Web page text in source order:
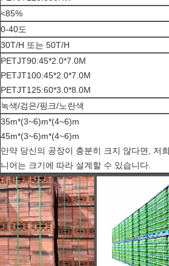
<85%
0-40도
30T/H 또는 50T/H
PETJT90:45*2.0*7.0M
PETJT100:45*2.0*7.0M
PETJT125:60*3.0*8.0M
녹색/검은/핑크/노란색
35m*(3~6)m*(4~6)m
45m*(3~6)m*(4~6)m
만약 당신의 공장이 충분히 크지 않다면, 저
니어는 크기에 따라 설계할 수 있습니다.